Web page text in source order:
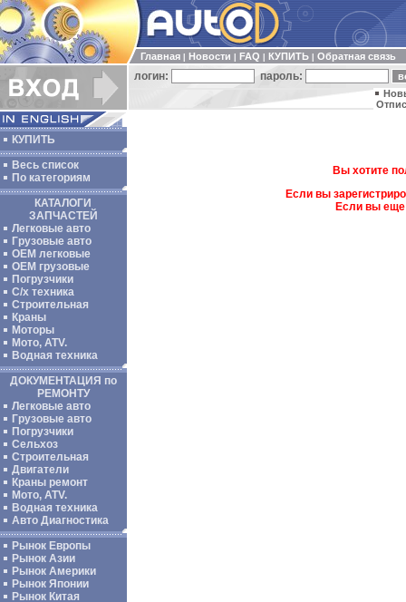
Главная Новости FAQ КУПИТЬ Обратная связь
логин: пароль:
КУПИТЬ
Весь список
По категориям
КАТАЛОГИ
ЗАПЧАСТЕЙ
Легковые авто
Грузовые авто
ОЕМ легковые
OEM грузовые
Погрузчики
С/х техника
Строительная
Краны
Моторы
Мото, ATV.
Водная техника
ДОКУМЕНТАЦИЯ по
РЕМОНТУ
Легковые авто
Грузовые авто
Погрузчики
Сельхоз
Строительная
Двигатели
Краны ремонт
Мото, ATV.
Водная техника
Авто Диагностика
Рынок Европы
Рынок Азии
Рынок Америки
Рынок Японии
Рынок Китая
Вы хотите
Если вы
Если вы еще